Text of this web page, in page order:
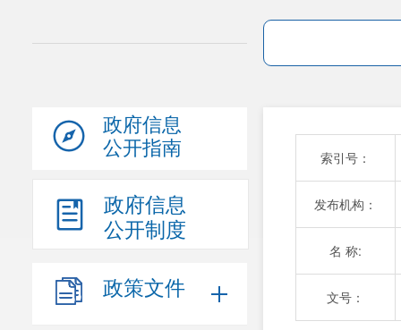
政府信息
公开指南
政府信息
公开制度
政策文件
索引号：
发布机构：
名 称:
文号：